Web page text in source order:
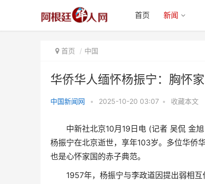
首页 新闻
首页 中国
华侨华人缅怀杨振宁：胸怀
中国新闻网 • 2025-10-20 03:07 • 收藏本文
中新社北京10月19日电 (记者 吴侃 金旭
杨振宁在北京逝世，享年103岁。多位华侨
也是心怀家国的赤子典范。
1957年，杨振宁与李政道因提出弱相互